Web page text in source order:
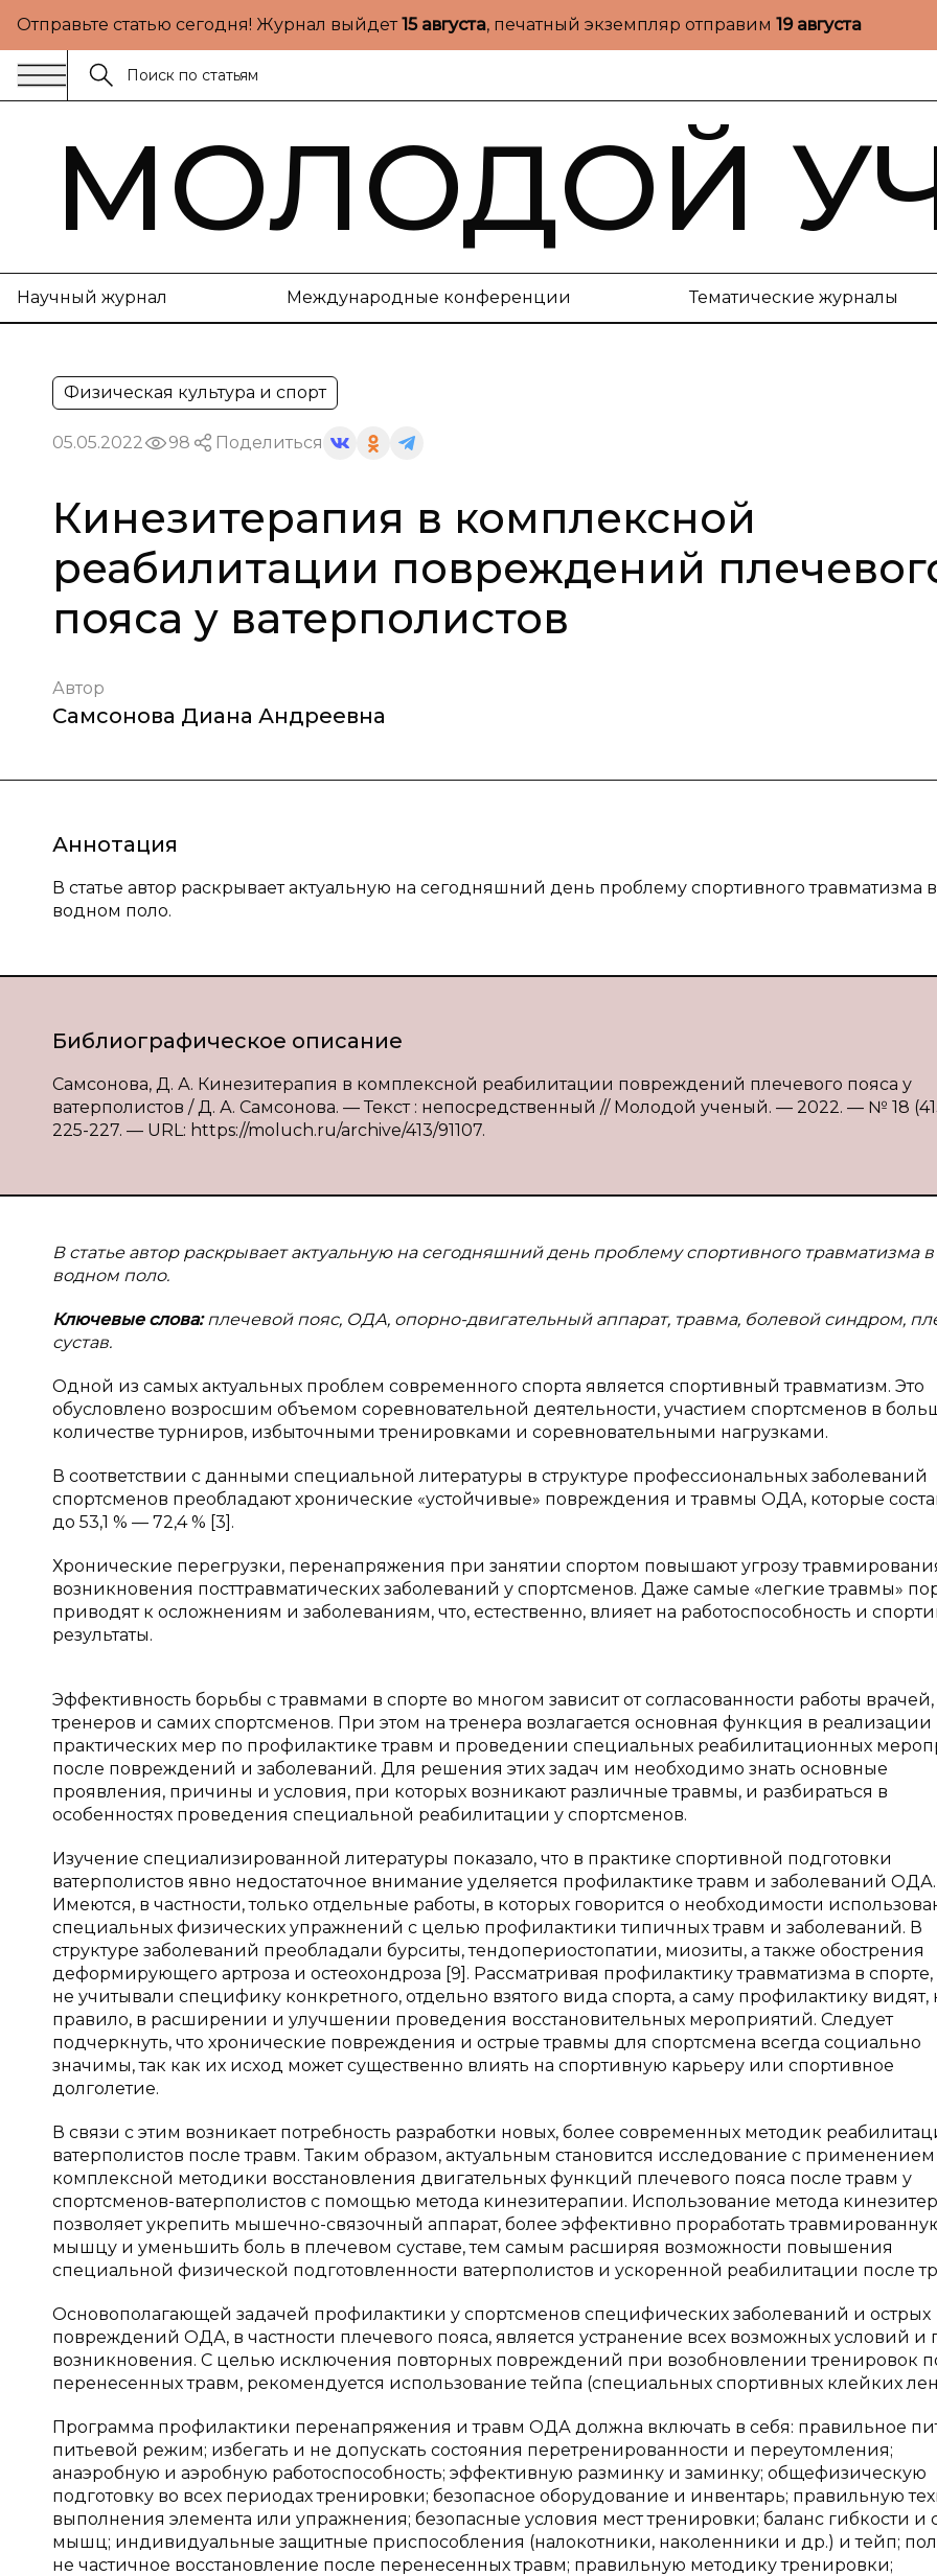
Отправьте статью сегодня! Журнал выйдет15 августа, печатный экземпляр отправим 19 августа
МОЛОДОЙ
Научный журнал Международные конференции Тематические журналы
Физическая культура и спорт
05.05.2022 98 Поделиться
Кинезитерапия в комплексной
реабилитации повреждений
пояса у ватерполистов
Автор
Самсонова Диана Андреевна
Аннотация
В статье автор раскрывает актуальную на сегодняшний день проблему спортивного травматизма в
водном поло.
Библиографическое описание
Самсонова, Д. А. Кинезитерапия в комплексной реабилитации повреждений плечевого пояса у
ватерполистов / Д. А. Самсонова. — Текст : непосредственный // Молодой ученый. — 2022. — № 18
225-227. — URL: https://moluch.ru/archive/413/91107.
В статье автор раскрывает актуальную на сегодняшний день проблему спортивного травматизма в
водном поло.
Ключевые слова:плечевой пояс, ОДА, опорно-двигательный аппарат, травма, болевой синдром,
сустав.
Одной из самых актуальных проблем современного спорта является спортивный травматизм. Это
обусловлено возросшим объемом соревновательной деятельности, участием спортсменов в
количестве турниров, избыточными тренировками и соревновательными нагрузками.
В соответствии с данными специальной литературы в структуре профессиональных заболеваний
спортсменов преобладают хронические «устойчивые» повреждения и травмы ОДА, которые
до 53,1 % — 72,4 % [3].
Хронические перегрузки, перенапряжения при занятии спортом повышают угрозу
возникновения посттравматических заболеваний у спортсменов. Даже самые «легкие травмы»
приводят к осложнениям и заболеваниям, что, естественно, влияет на работоспособность и
результаты.
Эффективность борьбы с травмами в спорте во многом зависит от согласованности работы врачей,
тренеров и самих спортсменов. При этом на тренера возлагается основная функция в реализации
практических мер по профилактике травм и проведении специальных реабилитационных
после повреждений и заболеваний. Для решения этих задач им необходимо знать основные
проявления, причины и условия, при которых возникают различные травмы, и разбираться в
особенностях проведения специальной реабилитации у спортсменов.
Изучение специализированной литературы показало, что в практике спортивной подготовки
ватерполистов явно недостаточное внимание уделяется профилактике травм и заболеваний ОДА.
Имеются, в частности, только отдельные работы, в которых говорится о необходимости
специальных физических упражнений с целью профилактики типичных травм и заболеваний. В
структуре заболеваний преобладали бурситы, тендопериостопатии, миозиты, а также обострения
деформирующего артроза и остеохондроза [9]. Рассматривая профилактику травматизма в спорте,
не учитывали специфику конкретного, отдельно взятого вида спорта, а саму профилактику видят,
правило, в расширении и улучшении проведения восстановительных мероприятий. Следует
подчеркнуть, что хронические повреждения и острые травмы для спортсмена всегда социально
значимы, так как их исход может существенно влиять на спортивную карьеру или спортивное
долголетие.
В связи с этим возникает потребность разработки новых, более современных методик
ватерполистов после травм. Таким образом, актуальным становится исследование с применением
комплексной методики восстановления двигательных функций плечевого пояса после травм у
спортсменов-ватерполистов с помощью метода кинезитерапии. Использование метода
позволяет укрепить мышечно-связочный аппарат, более эффективно проработать
мышцу и уменьшить боль в плечевом суставе, тем самым расширяя возможности повышения
специальной физической подготовленности ватерполистов и ускоренной реабилитации после
Основополагающей задачей профилактики у спортсменов специфических заболеваний и острых
повреждений ОДА, в частности плечевого пояса, является устранение всех возможных условий и
возникновения. С целью исключения повторных повреждений при возобновлении тренировок
перенесенных травм, рекомендуется использование тейпа (специальных спортивных клейких
Программа профилактики перенапряжения и травм ОДА должна включать в себя: правильное
питьевой режим; избегать и не допускать состояния перетренированности и переутомления;
анаэробную и аэробную работоспособность; эффективную разминку и заминку; общефизическую
подготовку во всех периодах тренировки; безопасное оборудование и инвентарь; правильную
выполнения элемента или упражнения; безопасные условия мест тренировки; баланс гибкости и
мышц; индивидуальные защитные приспособления (налокотники, наколенники и др.) и тейп;
не частичное восстановление после перенесенных травм; правильную методику тренировки;